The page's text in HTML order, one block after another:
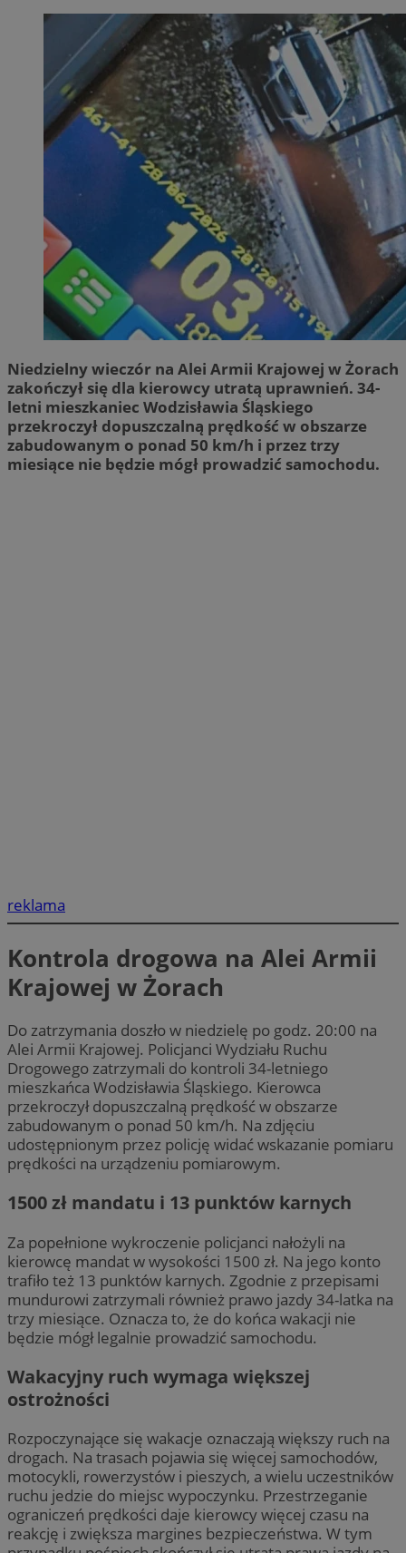
Niedzielny wieczór na Alei Armii Krajowej w Żorach
zakończył się dla kierowcy utratą uprawnień. 34-
letni mieszkaniec Wodzisławia Śląskiego
przekroczył dopuszczalną prędkość w obszarze
zabudowanym o ponad 50 km/h i przez trzy
miesiące nie będzie mógł prowadzić samochodu.
reklama
Kontrola drogowa na Alei Armii
Krajowej w Żorach
Do zatrzymania doszło w niedzielę po godz. 20:00 na
Alei Armii Krajowej. Policjanci Wydziału Ruchu
Drogowego zatrzymali do kontroli 34-letniego
mieszkańca Wodzisławia Śląskiego. Kierowca
przekroczył dopuszczalną prędkość w obszarze
zabudowanym o ponad 50 km/h. Na zdjęciu
udostępnionym przez policję widać wskazanie pomiaru
prędkości na urządzeniu pomiarowym.
1500 zł mandatu i 13 punktów karnych
Za popełnione wykroczenie policjanci nałożyli na
kierowcę mandat w wysokości 1500 zł. Na jego konto
trafiło też 13 punktów karnych. Zgodnie z przepisami
mundurowi zatrzymali również prawo jazdy 34-latka na
trzy miesiące. Oznacza to, że do końca wakacji nie
będzie mógł legalnie prowadzić samochodu.
Wakacyjny ruch wymaga większej
ostrożności
Rozpoczynające się wakacje oznaczają większy ruch na
drogach. Na trasach pojawia się więcej samochodów,
motocykli, rowerzystów i pieszych, a wielu uczestników
ruchu jedzie do miejsc wypoczynku. Przestrzeganie
ograniczeń prędkości daje kierowcy więcej czasu na
reakcję i zwiększa margines bezpieczeństwa. W tym